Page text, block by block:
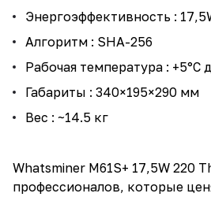
Энергоэффективность :
Алгоритм : SHA-256
Рабочая температура : +5°C
Габариты : 340×195×290 мм
Вес : ~14.5 кг
Whatsminer M61S+ 17,5W 220
профессионалов, которые